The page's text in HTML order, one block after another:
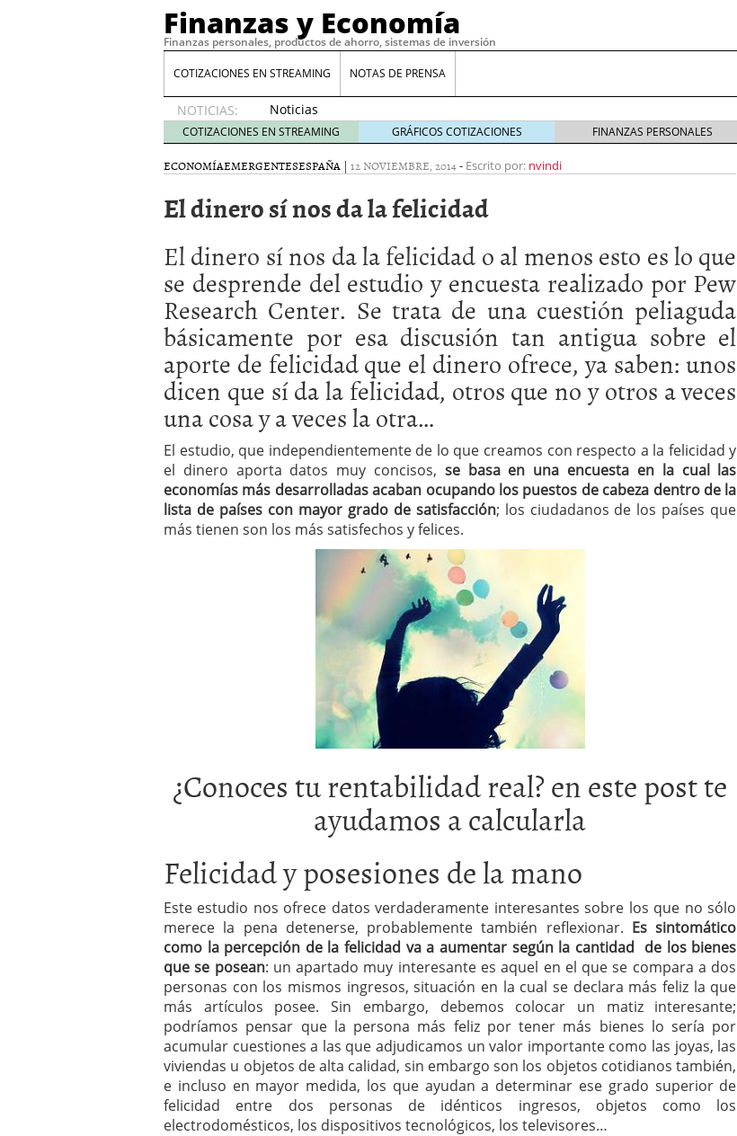
Finanzas y Economía
Finanzas personales, productos de ahorro, sistemas de inversión
COTIZACIONES EN STREAMING NOTAS DE PRENSA
NOTICIAS:
Noticias
de XRP
por qué
las
de
whales
llegar
tarde 16
de abril
de 2026
Comparativa Costes vs Agilidad: ¿Por qué el Préstamo Promotor privado
acelera la rentabilidad?
12 de diciembre de 2025
Meses sin intereses: Cómo aprovechar esta opción para gestionar tus
compras 24 de noviembre de 2025
Planificar tu herencia también es una decisión financiera: cómo anticiparte
a los costes 21 de noviembre de 2025
¿Cuánto cuesta un software punto de venta?
COTIZACIONES EN STREAMING GRÁFICOS COTIZACIONES FINANZAS PERSONALES
ECONOMÍAEMERGENTESESPAÑA | 12 NOVIEMBRE, 2014- Escrito por: nvindi
El dinero sí nos da la felicidad
El dinero sí nos da la felicidad o al menos esto es lo que
se desprende del estudio y encuesta realizado por Pew
Research Center. Se trata de una cuestión peliaguda
básicamente por esa discusión tan antigua sobre el
aporte de felicidad que el dinero ofrece, ya saben: unos
dicen que sí da la felicidad, otros que no y otros a veces
una cosa y a veces la otra…
El estudio, que independientemente de lo que creamos con respecto a la felicidad y
el dinero aporta datos muy concisos, se basa en una encuesta en la cual las
economías más desarrolladas acaban ocupando los puestos de cabeza dentro de la
lista de países con mayor grado de satisfacción; los ciudadanos de los países que
más tienen son los más satisfechos y felices.
¿Conoces tu rentabilidad real? en este post te
ayudamos a calcularla
Felicidad y posesiones de la mano
Este estudio nos ofrece datos verdaderamente interesantes sobre los que no sólo
merece la pena detenerse, probablemente también reflexionar. Es sintomático
como la percepción de la felicidad va a aumentar según la cantidad de los bienes
que se posean: un apartado muy interesante es aquel en el que se compara a dos
personas con los mismos ingresos, situación en la cual se declara más feliz la que
más artículos posee. Sin embargo, debemos colocar un matiz interesante;
podríamos pensar que la persona más feliz por tener más bienes lo sería por
acumular cuestiones a las que adjudicamos un valor importante como las joyas, las
viviendas u objetos de alta calidad, sin embargo son los objetos cotidianos también,
e incluso en mayor medida, los que ayudan a determinar ese grado superior de
felicidad entre dos personas de idénticos ingresos, objetos como los
electrodomésticos, los dispositivos tecnológicos, los televisores…